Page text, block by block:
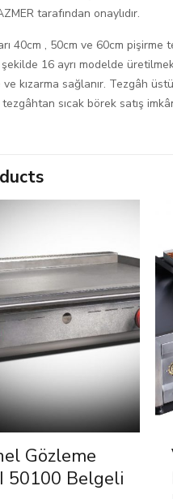
tarafından onaylıdır.
40cm , 50cm ve 60cm
16 ayrı modelde
kızarma sağlanır. Tezgâh
sıcak börek satış
Gözleme
50100 Belgeli